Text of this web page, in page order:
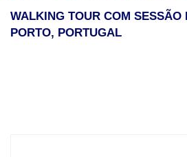
WALKING TOUR COM SESSÃO
PORTO, PORTUGAL